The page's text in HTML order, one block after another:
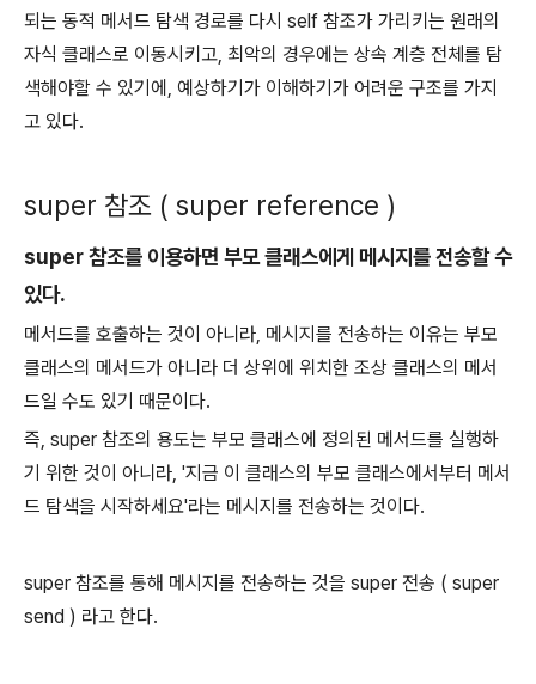
되는 동적 메서드 탐색 경로를 다시 self 참조가 가리키는 원래의
자식 클래스로 이동시키고, 최악의 경우에는 상속 계층 전체를 탐
색해야할 수 있기에, 예상하기가 이해하기가 어려운 구조를 가지
고 있다.
super 참조 ( super reference )
super 참조를 이용하면 부모 클래스에게 메시지를 전송할 수
있다.
메서드를 호출하는 것이 아니라, 메시지를 전송하는 이유는 부모
클래스의 메서드가 아니라 더 상위에 위치한 조상 클래스의 메서
드일 수도 있기 때문이다.
즉, super 참조의 용도는 부모 클래스에 정의된 메서드를 실행하
기 위한 것이 아니라, '지금 이 클래스의 부모 클래스에서부터 메서
드 탐색을 시작하세요'라는 메시지를 전송하는 것이다.
super 참조를 통해 메시지를 전송하는 것을 super 전송 ( super
send ) 라고 한다.